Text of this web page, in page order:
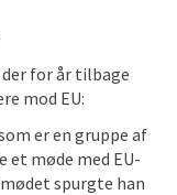
for år tilbage
mod EU:
er en gruppe af
et møde med EU-
spurgte han